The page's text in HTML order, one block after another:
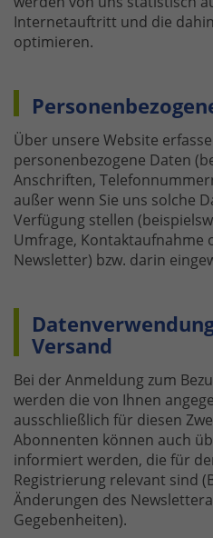
Internetauftritt und die
optimieren.
Über unsere Website
personenbezogene Daten
Anschriften,
außer wenn Sie uns solche
Verfügung stellen
Umfrage, Kontaktaufnahme
Newsletter) bzw. darin
Versand
Bei der Anmeldung zum
werden die von Ihnen
ausschließlich für diesen
Abonnenten können auch
informiert werden, die für
Registrierung relevant sind
Änderungen des
Gegebenheiten).